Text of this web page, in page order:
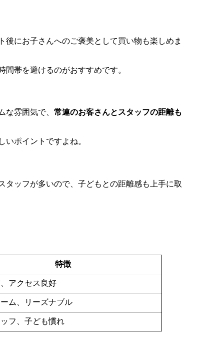
にお子さんへのご褒美として買い物も楽しめま
帯を避けるのがおすすめです。
雰囲気で、 常連のお客さんとスタッフの距離も
ポイントですよね。
ッフが多いので、子どもとの距離感も上手に取
特徴
アクセス良好
ム、リーズナブル
フ、子ども慣れ